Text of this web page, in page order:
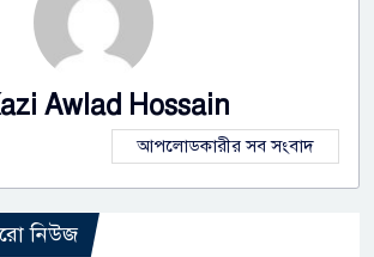
Awlad Hossain
আপলোডকারীর সব সংবাদ
নিউজ